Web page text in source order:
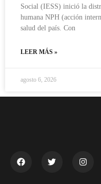
Social (IESS) inició la
humana NPH (acción
salud del país. Con
LEER MÁS »
agosto 6, 2026